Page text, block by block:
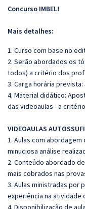
Concurso IMBEL!
Mais detalhes:
1. Curso com base no
2. Serão abordados os
todos) a critério dos
3. Carga horária prevista:
4. Material didático:
das videoaulas - a
VIDEOAULAS
1. Aulas com
minuciosa análise
2. Conteúdo abordado
mais cobrados nas
3. Aulas ministradas por
experiência na atividade
4. Disponibilização de